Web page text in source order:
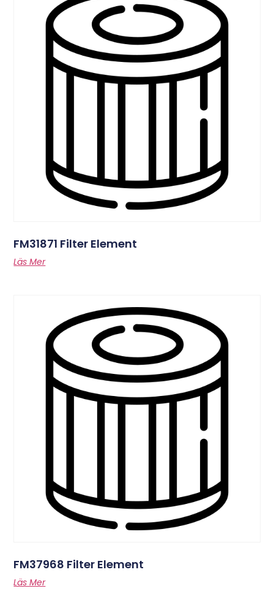
FM31871 Filter Element
Läs Mer
FM37968 Filter Element
Läs Mer